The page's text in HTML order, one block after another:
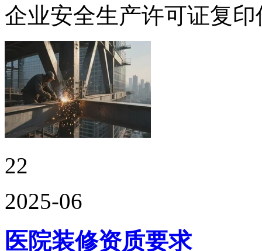
企业安全生产许可证复
22
2025-06
医院装修资质要求